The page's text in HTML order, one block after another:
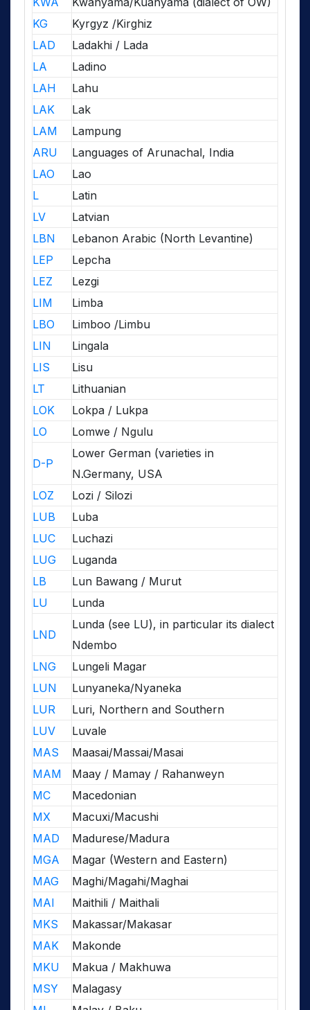
KG
Kyrgyz /Kirghiz
LAD
Ladakhi / Lada
LA
Ladino
LAH
Lahu
LAK
Lak
LAM
Lampung
ARU
Languages of Arunachal, India
LAO
Lao
L
Latin
LV
Latvian
LBN
Lebanon Arabic (North Levantine)
LEP
Lepcha
LEZ
Lezgi
LIM
Limba
LBO
Limboo /Limbu
LIN
Lingala
LIS
Lisu
LT
Lithuanian
LOK
Lokpa / Lukpa
LO
Lomwe / Ngulu
D-P
Lower German (varieties in
N.Germany, USA
LOZ
Lozi / Silozi
LUB
Luba
LUC
Luchazi
LUG
Luganda
LB
Lun Bawang / Murut
LU
Lunda
LND
Lunda (see LU), in particular its dialect
Ndembo
LNG
Lungeli Magar
LUN
Lunyaneka/Nyaneka
LUR
Luri, Northern and Southern
LUV
Luvale
MAS
Maasai/Massai/Masai
MAM
Maay / Mamay / Rahanweyn
MC
Macedonian
MX
Macuxi/Macushi
MAD
Madurese/Madura
MGA
Magar (Western and Eastern)
MAG
Maghi/Magahi/Maghai
MAI
Maithili / Maithali
MKS
Makassar/Makasar
MAK
Makonde
MKU
Makua / Makhuwa
MSY
Malagasy